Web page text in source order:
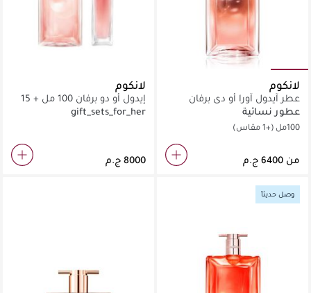
لانكوم
عطر آيدول آورا أو دي برفان
عطور نسائية
100مل (+1 مقاس)
من
لانكوم
إيدول أو دو برفان 100 مل + 15
مل
gift_sets_for_her
وصل حديثاً